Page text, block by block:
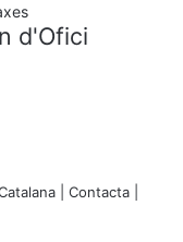
d'Ofici
| Contacta